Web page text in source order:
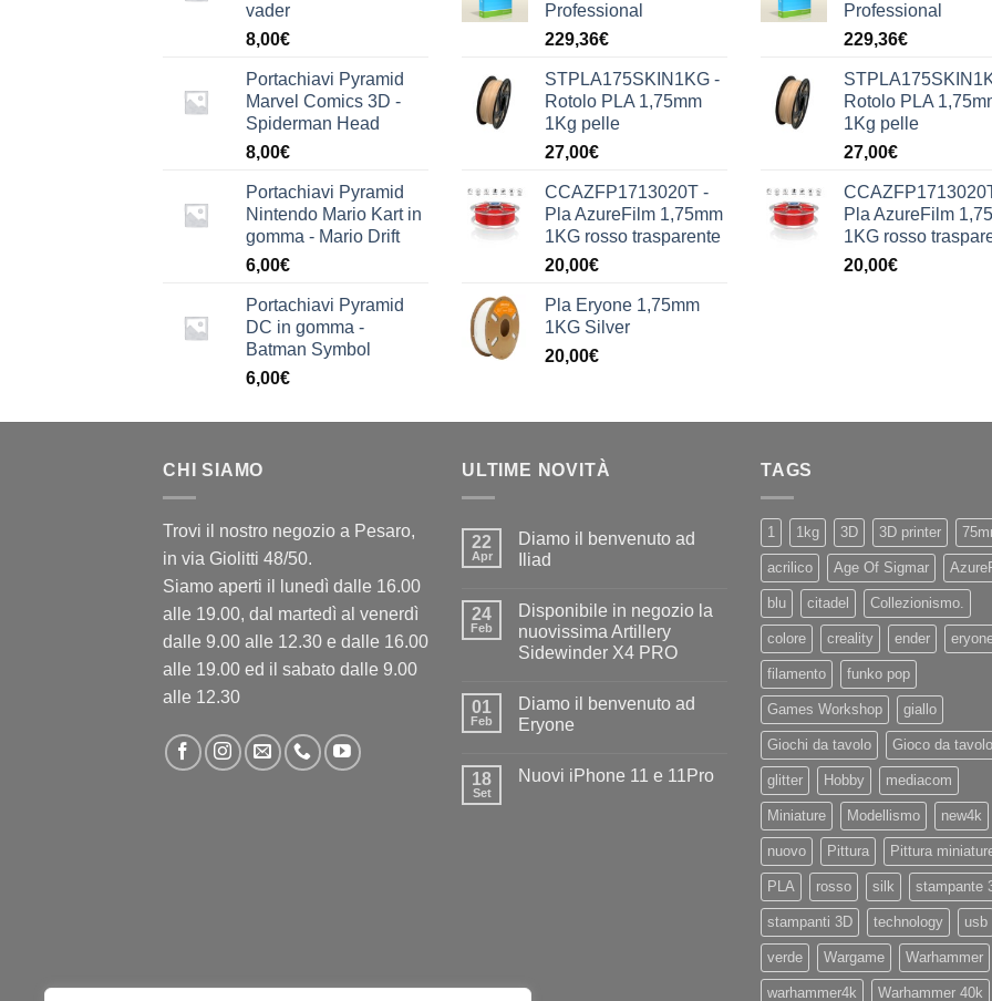
vader
8,00€
Portachiavi Pyramid
Marvel Comics 3D -
Spiderman Head
8,00€
Portachiavi Pyramid
Nintendo Mario Kart in
gomma - Mario Drift
6,00€
Portachiavi Pyramid
DC in gomma -
Batman Symbol
6,00€
Professional
229,36€
STPLA175SKIN1KG -
Rotolo PLA 1,75mm
1Kg pelle
27,00€
CCAZFP1713020T -
Pla AzureFilm 1,75mm
1KG rosso trasparente
20,00€
Pla Eryone 1,75mm
1KG Silver
20,00€
Professional
229,36€
Rotolo PLA
1Kg pelle
27,00€
Pla AzureFilm
1KG rosso
20,00€
CHI SIAMO
Trovi il nostro negozio a Pesaro,
in via Giolitti 48/50.
Siamo aperti il lunedì dalle 16.00
alle 19.00, dal martedì al venerdì
dalle 9.00 alle 12.30 e dalle 16.00
alle 19.00 ed il sabato dalle 9.00
alle 12.30
ULTIME NOVITÀ
22
Apr
Diamo il benvenuto ad
Iliad
su
Diamo
il
benvenuto
24
Feb
Disponibile in negozio la
nuovissima Artillery
Sidewinder X4 PRO
su
Disponibile
in
nuovissima
01
Feb
Diamo il benvenuto ad
Eryone
su
18
Set
Nuovi iPhone 11 e 11Pro
TAGS
1 1kg 3D 3D printer
acrilico Age Of Sigmar
blu citadel Collezionismo.
colore creality ender
filamento funko pop
Games Workshop giallo
Giochi da tavolo Gioco da tavolo
glitter Hobby mediacom
Miniature Modellismo new4k
nuovo Pittura Pittura
PLA rosso silk stampante
stampanti 3D technology usb
verde Wargame Warhammer
warhammer4k Warhammer 40k